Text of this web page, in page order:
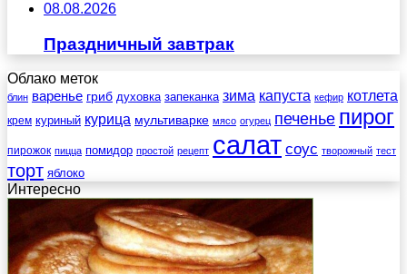
08.08.2026
Праздничный завтрак
Облако меток
блин варенье гриб духовка запеканка зима капуста кефир котлета
крем куриный курица мультиварке мясо огурец печенье пирог
пирожок пицца помидор простой рецепт салат соус творожный тест
торт яблоко
Интересно